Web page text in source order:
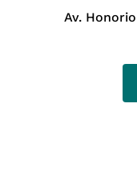
Secretaría
Av.